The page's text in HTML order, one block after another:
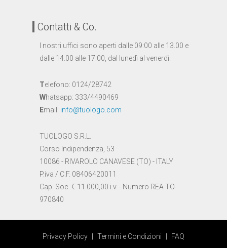
Contatti & Co.
I nostri uffici sono aperti dalle 09:00 alle 13.00 e
dalle 14.00 alle 17:00, dal lunedì al venerdì.
Telefono: 0124/28742
Whatsapp: 333/4490469
Email: info@tuologo.com
TUOLOGO S.R.L.
Corso Indipendenza, 53
10086 - RIVAROLO CANAVESE (TO) - ITALY
P.iva / C.F. 08406420011
Cap. Soc. € 11.000,00 i.v. - Numero REA TO-
970840
Privacy Policy Termini e Condizioni FAQ